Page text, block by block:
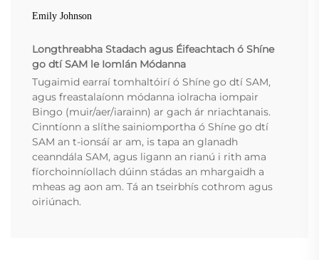
Emily Johnson
Longthreabha Stadach agus Éifeachtach ó Shíne
go dtí SAM le Iomlán Módanna
Tugaimid earraí tomhaltóirí ó Shíne go dtí SAM,
agus freastalaíonn módanna iolracha iompair
Bingo (muir/aer/iarainn) ar gach ár nriachtanais.
Cinntíonn a slíthe sainiomportha ó Shíne go dtí
SAM an t-ionsáí ar am, is tapa an glanadh
ceanndála SAM, agus ligann an rianú i rith ama
fíorchoinníollach dúinn stádas an mhargaidh a
mheas ag aon am. Tá an tseirbhís cothrom agus
oiriúnach.